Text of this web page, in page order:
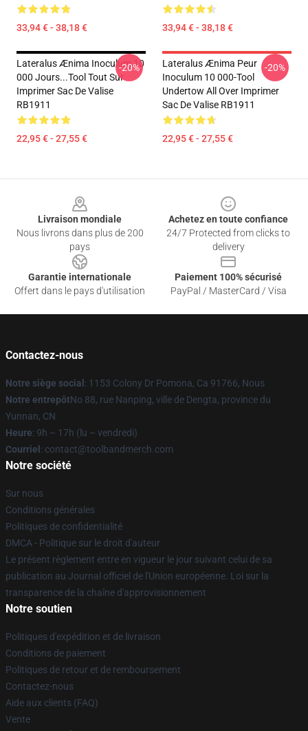
33,94 € - 38,18 € 33,94 € - 38,18 €
Lateralus Ænima Inoculum 10
000 Jours...tool Tout Sur
Imprimer Sac De Valise
RB1911
22,95 € - 27,55 €
-20%
Lateralus Ænima Peur
Inoculum 10 000-Tool
Undertow All Over Imprimer
Sac De Valise RB1911
22,95 € - 27,55 €
-20%
Livraison mondiale
Nous livrons dans plus de 200
pays
Achetez en toute confiance
24/7 Protected from clicks to
delivery
Garantie internationale
Offert dans le pays d'utilisation
Paiement 100% sécurisé
PayPal / MasterCard / Visa
Contactez-nous
Notre siège social : 1153 Colony Dr Pomona, Ca 91766, Nous
Notre entrepôtNo 88, rue Nanping, ville de Dengta, province du
Yunnan, CN
Heure: 9h – 17h (lu – vendredi)
Courriel : contact@toolbandmerch.com
Notre société
Sur nous
Conditions générales
Politiques de confidentialité
DMCA - Politique sur le droit d'auteur
Le présent règlement entre en vigueur le jour suivant celui de sa
publication au Journal officiel de l'Union européenne. Loi sur la
transparence de la chaîne d'approvisionnement
Notre soutien
Politiques d'expédition et de livraison
Conditions de paiement
Politiques de retour et de remboursement
Contactez-nous
Aide aux clients (FAQ)
Vente